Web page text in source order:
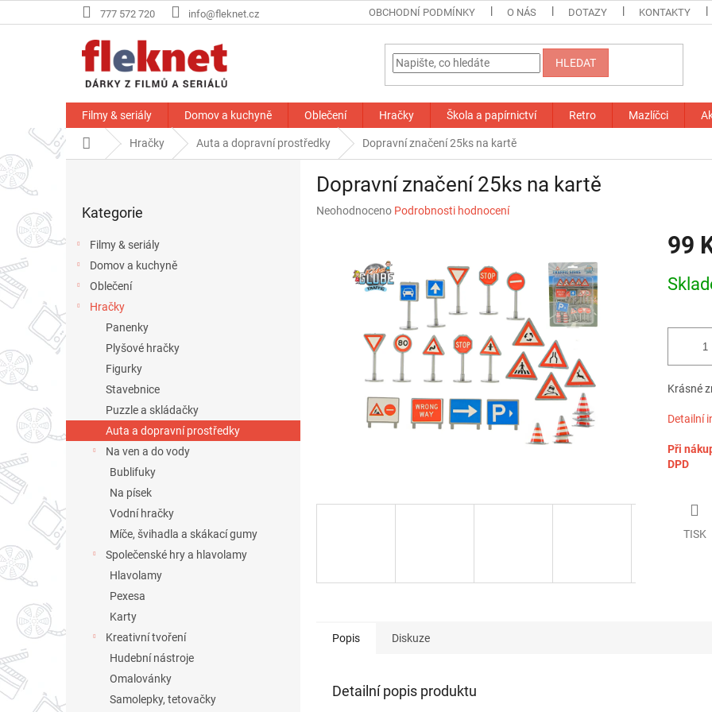
na
777 572 720 info@fleknet.cz OBCHODNÍ PODMÍNKY O NÁS DOTAZY KONTAKTY
HLEDAT
Filmy & seriály Domov a kuchyně Oblečení Hračky Škola a papírnictví Retro Mazlíčci
Domů Hračky Auta a dopravní prostředky Dopravní značení 25ks na kartě
r
p
a
kategorie
Kategorie
Filmy & seriály
Domov a kuchyně
Oblečení
Hračky
Panenky
Plyšové hračky
Figurky
Stavebnice
Puzzle a skládačky
Auta a dopravní prostředky
Na ven a do vody
Bublifuky
Na písek
Vodní hračky
Míče, švihadla a skákací gumy
Společenské hry a hlavolamy
Hlavolamy
Pexesa
Karty
Kreativní tvoření
Hudební nástroje
Omalovánky
Samolepky, tetovačky
Dopravní značení 25ks na kartě
Průměrné
Neohodnoceno Podrobnosti hodnocení
99
cena:
Krásné
Detailní
Při
DPD
TISK
Popis Diskuze
Detailní popis produktu